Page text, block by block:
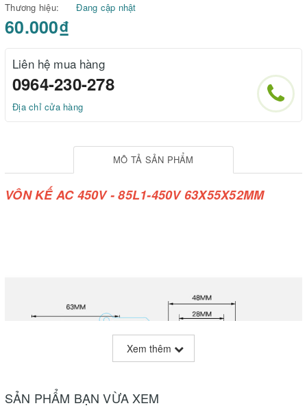
Thương hiệu:
Đang cập nhật
60.000₫
Liên hệ mua hàng
0964-230-278
Địa chỉ cửa hàng
MÔ TẢ SẢN PHẨM
VÔN KẾ AC 450V - 85L1-450V 63X55X52MM
Xem thêm
SẢN PHẨM BẠN VỪA XEM